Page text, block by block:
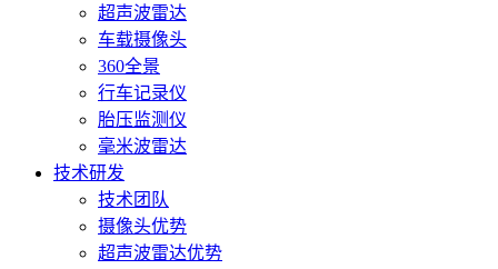
超声波雷达
车载摄像头
360全景
行车记录仪
胎压监测仪
毫米波雷达
技术研发
技术团队
摄像头优势
超声波雷达优势